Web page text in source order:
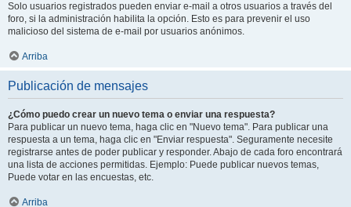
Solo usuarios registrados pueden enviar e-mail a otros usuarios a través del
foro, si la administración habilita la opción. Esto es para prevenir el uso
malicioso del sistema de e-mail por usuarios anónimos.
Arriba
Publicación de mensajes
¿Cómo puedo crear un nuevo tema o enviar una respuesta?
Para publicar un nuevo tema, haga clic en "Nuevo tema". Para publicar una
respuesta a un tema, haga clic en "Enviar respuesta". Seguramente necesite
registrarse antes de poder publicar y responder. Abajo de cada foro encontrará
una lista de acciones permitidas. Ejemplo: Puede publicar nuevos temas,
Puede votar en las encuestas, etc.
Arriba